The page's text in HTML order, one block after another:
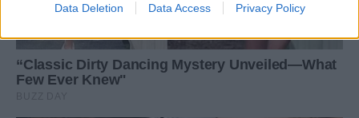
Data Deletion Data Access Privacy Policy